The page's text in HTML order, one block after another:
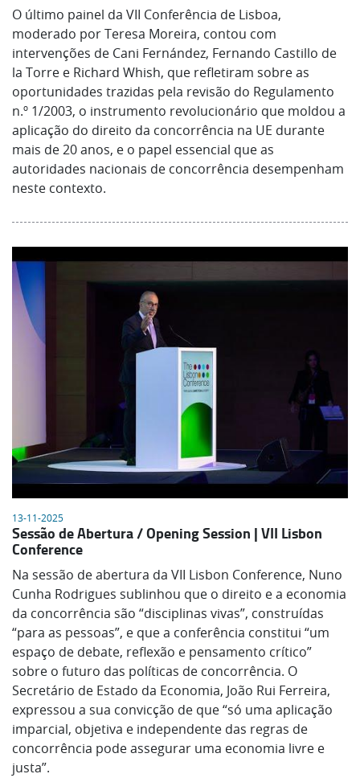
O último painel da VII Conferência de Lisboa,
moderado por Teresa Moreira, contou com
intervenções de Cani Fernández, Fernando Castillo de
la Torre e Richard Whish, que refletiram sobre as
oportunidades trazidas pela revisão do Regulamento
n.º 1/2003, o instrumento revolucionário que moldou a
aplicação do direito da concorrência na UE durante
mais de 20 anos, e o papel essencial que as
autoridades nacionais de concorrência desempenham
neste contexto.
13-11-2025
Sessão de Abertura / Opening Session | VII Lisbon
Conference
Na sessão de abertura da VII Lisbon Conference, Nuno
Cunha Rodrigues sublinhou que o direito e a economia
da concorrência são “disciplinas vivas”, construídas
“para as pessoas”, e que a conferência constitui “um
espaço de debate, reflexão e pensamento crítico”
sobre o futuro das políticas de concorrência. O
Secretário de Estado da Economia, João Rui Ferreira,
expressou a sua convicção de que “só uma aplicação
imparcial, objetiva e independente das regras de
concorrência pode assegurar uma economia livre e
justa”.